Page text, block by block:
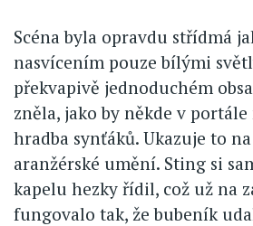
Scéna byla opravdu střídmá
nasvícením pouze bílými
překvapivě jednoduchém
zněla, jako by někde v
hradba synťáků. Ukazuje to
aranžérské umění. Sting si
kapelu hezky řídil, což už na
fungovalo tak, že bubeník